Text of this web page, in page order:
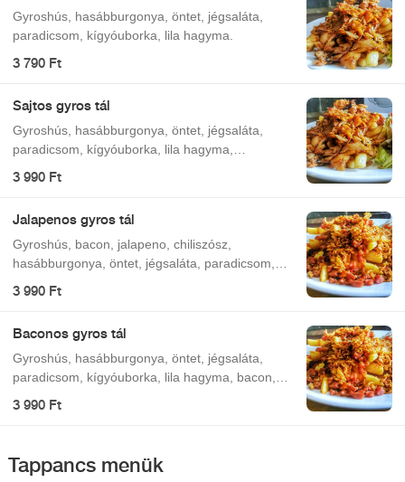
Gyroshús, hasábburgonya, öntet, jégsaláta,
paradicsom, kígyóuborka, lila hagyma.
3 790 Ft
Sajtos gyros tál
Gyroshús, hasábburgonya, öntet, jégsaláta,
paradicsom, kígyóuborka, lila hagyma,
3 990 Ft
Jalapenos gyros tál
Gyroshús, bacon, jalapeno, chiliszósz,
hasábburgonya, öntet, jégsaláta, paradicsom,
3 990 Ft
Baconos gyros tál
Gyroshús, hasábburgonya, öntet, jégsaláta,
paradicsom, kígyóuborka, lila hagyma, bacon,
3 990 Ft
Tappancs menük